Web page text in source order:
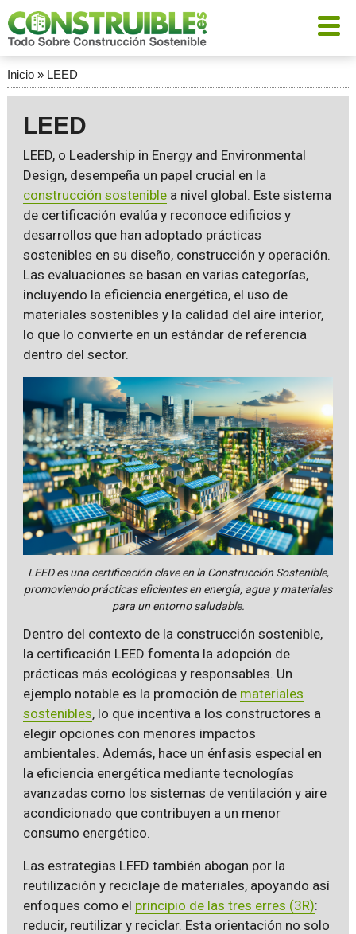
Inicio» LEED
LEED
LEED, o Leadership in Energy and Environmental
Design, desempeña un papel crucial en la
construcción sosteniblea nivel global. Este sistema
de certificación evalúa y reconoce edificios y
desarrollos que han adoptado prácticas
sostenibles en su diseño, construcción y operación.
Las evaluaciones se basan en varias categorías,
incluyendo la eficiencia energética, el uso de
materiales sostenibles y la calidad del aire interior,
lo que lo convierte en un estándar de referencia
dentro del sector.
LEED es una certificación clave en la Construcción Sostenible,
promoviendo prácticas eficientes en energía, agua y materiales
para un entorno saludable.
Dentro del contexto de la construcción sostenible,
la certificación LEED fomenta la adopción de
prácticas más ecológicas y responsables. Un
ejemplo notable es la promoción de materiales
sostenibles, lo que incentiva a los constructores a
elegir opciones con menores impactos
ambientales. Además, hace un énfasis especial en
la eficiencia energética mediante tecnologías
avanzadas como los sistemas de ventilación y aire
acondicionado que contribuyen a un menor
consumo energético.
Las estrategias LEED también abogan por la
reutilización y reciclaje de materiales, apoyando así
enfoques como el principio de las tres erres (3R):
reducir, reutilizar y reciclar. Esta orientación no solo